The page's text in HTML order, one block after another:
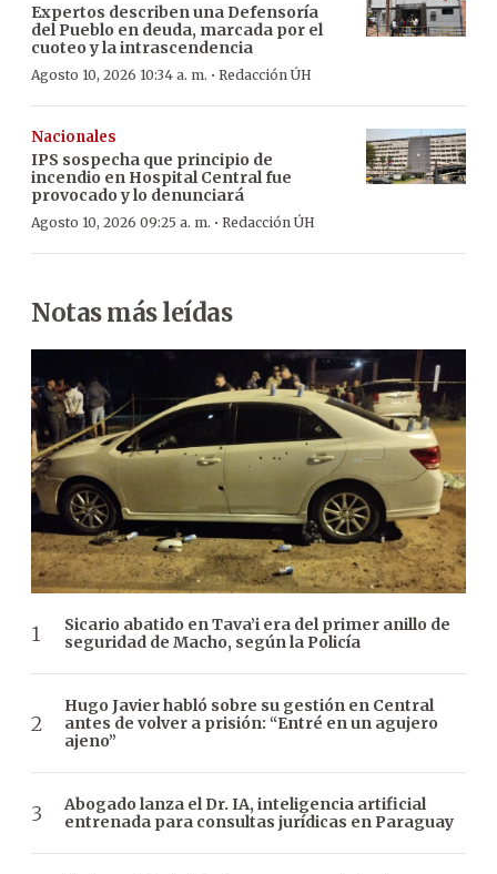
Expertos describen una Defensoría
del Pueblo en deuda, marcada por el
cuoteo y la intrascendencia
Agosto 10, 2026 10:34 a. m. · Redacción ÚH
Nacionales
IPS sospecha que principio de
incendio en Hospital Central fue
provocado y lo denunciará
Agosto 10, 2026 09:25 a. m. · Redacción ÚH
Notas más leídas
Sicario abatido en Tava’i era del primer anillo de
seguridad de Macho, según la Policía
Hugo Javier habló sobre su gestión en Central
antes de volver a prisión: “Entré en un agujero
ajeno”
Abogado lanza el Dr. IA, inteligencia artificial
entrenada para consultas jurídicas en Paraguay